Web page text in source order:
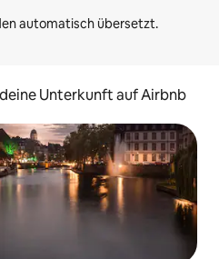
Unterkunft auf Airbnb